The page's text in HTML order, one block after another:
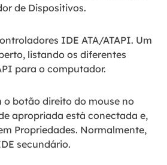
de Dispositivos.
IDE ATA/ATAPI. Um
listando os diferentes
para o computador.
o botão direito do mouse no
apropriada está conectada e,
Propriedades. Normalmente,
secundário.